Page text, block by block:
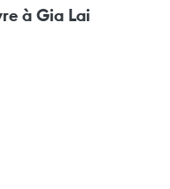
à Gia Lai